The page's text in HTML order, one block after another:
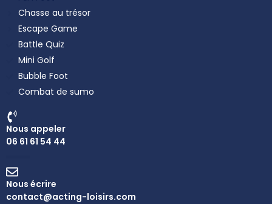
Chasse au trésor
Escape Game
Battle Quiz
Mini Golf
Bubble Foot
Combat de sumo
Nous appeler
06 61 61 54 44
Nous écrire
contact@acting-loisirs.com